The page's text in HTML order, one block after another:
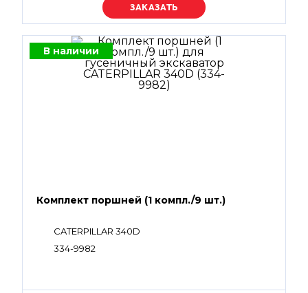
Уточняйте цену
В наличии
Комплект поршней (1 компл./9 шт.)
CATERPILLAR 340D
334-9982